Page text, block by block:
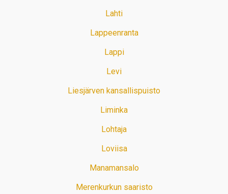
Lahti
Lappeenranta
Lappi
Levi
Liesjärven kansallispuisto
Liminka
Lohtaja
Loviisa
Manamansalo
Merenkurkun saaristo